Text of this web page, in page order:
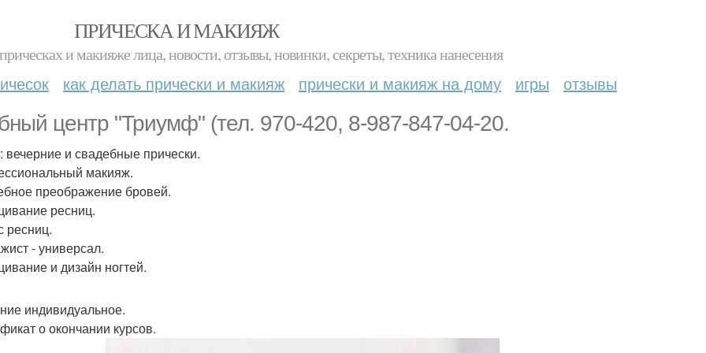
ПРИЧЕСКА И МАКИЯЖ
и макияже лица, новости, отзывы, новинки, секреты, техника нанесения
как делать прически и макияж прически и макияж на дому игры отзывы
центр "Триумф" (тел. 970-420, 8-987-847-04-20.
вечерние и свадебные прически.
макияж.
преображение бровей.
ресниц.
ресниц.
- универсал.
и дизайн ногтей.
индивидуальное.
о окончании курсов.